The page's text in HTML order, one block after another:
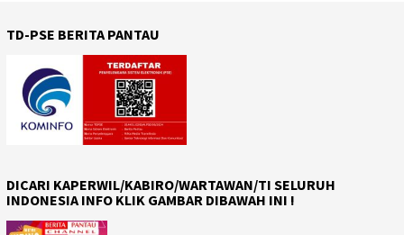
TD-PSE BERITA PANTAU
DICARI KAPERWIL/KABIRO/WARTAWAN/TI SELURUH
INDONESIA INFO KLIK GAMBAR DIBAWAH INI !